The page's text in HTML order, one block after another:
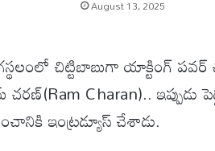
August 13, 2025
చిట్టిబాబుగా యాక్టింగ్
Charan)..
ఇంట్రడ్యూస్ చేశాడు.